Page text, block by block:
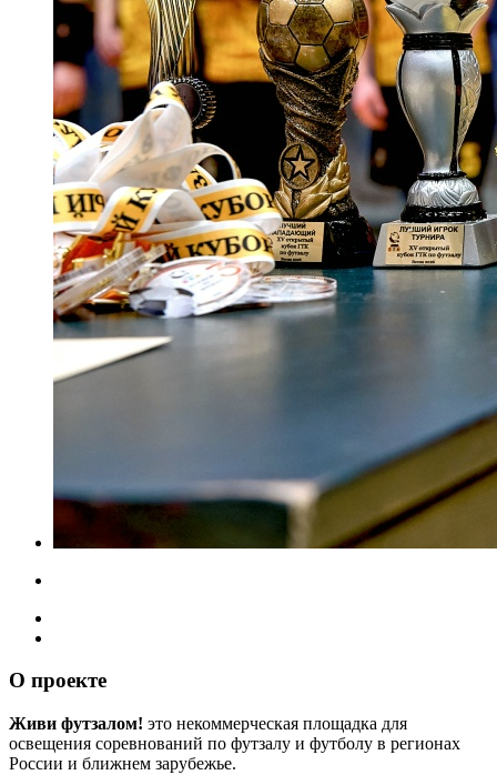
О проекте
Живи футзалом! это некоммерческая площадка для
освещения соревнований по футзалу и футболу в регионах
России и ближнем зарубежье.